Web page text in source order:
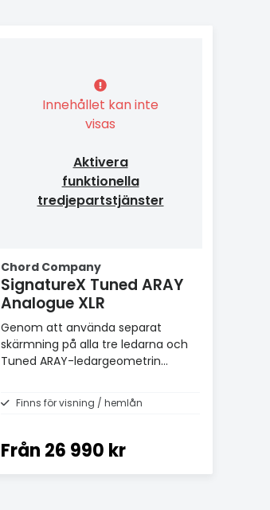
Innehållet kan inte
visas
Aktivera
funktionella
tredjepartstjänster
Chord Company
SignatureX Tuned ARAY
Analogue XLR
Genom att använda separat
skärmning på alla tre ledarna och
Tuned ARAY-ledargeometrin
musikaliskt transparent kabel
Finns för visning / hemlån
Från 26 990 kr